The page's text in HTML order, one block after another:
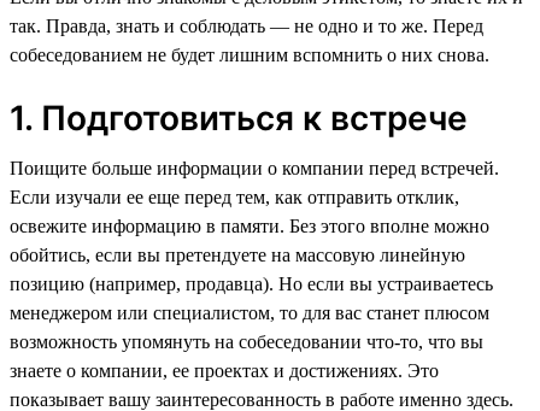
так. Правда, знать и соблюдать — не одно и то же. Перед
собеседованием не будет лишним вспомнить о них снова.
1. Подготовиться к встрече
Поищите больше информации о компании перед встречей.
Если изучали ее еще перед тем, как отправить отклик,
освежите информацию в памяти. Без этого вполне можно
обойтись, если вы претендуете на массовую линейную
позицию (например, продавца). Но если вы устраиваетесь
менеджером или специалистом, то для вас станет плюсом
возможность упомянуть на собеседовании что-то, что вы
знаете о компании, ее проектах и достижениях. Это
показывает вашу заинтересованность в работе именно здесь.